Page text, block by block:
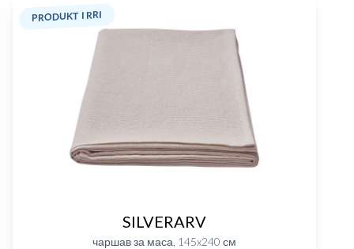
PRODUKT I RRI
SILVERARV
чаршав за маса, 145x240 см